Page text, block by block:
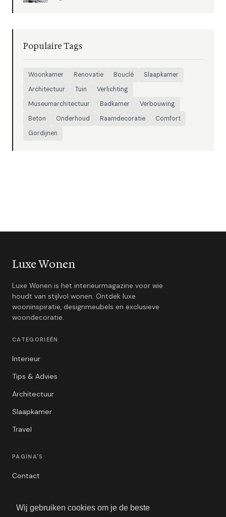
Wij gebruiken cookies om je de beste
Populaire Tags
Woonkamer Renovatie Bouclé
Slaapkamer
Architectuur
Tuin
Verlichting
Museumarchitectuur
Badkamer
Verbouwing
Beton
Onderhoud Raamdecoratie
Comfort
Gordijnen
Luxe Wonen
Luxe Wonen is het interieurmagazine voor wie
houdt van stijlvol wonen. Ontdek luxe
wooninspiratie, designmeubels en exclusieve
woondecoratie.
CATEGORIEËN
Interieur
Tips & Advies
Architectuur
Slaapkamer
Travel
PAGINA'S
Contact
Algemene Voorwaarden